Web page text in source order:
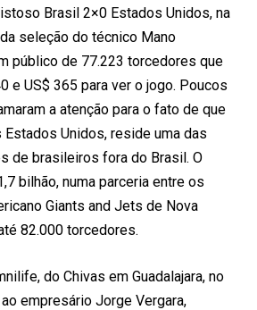
Brasil 2×0 Estados Unidos, na
seleção do técnico Mano
público de 77.223 torcedores que
e US$ 365 para ver o jogo. Poucos
a atenção para o fato de que
Unidos, reside uma das
de brasileiros fora do Brasil. O
bilhão, numa parceria entre os
Giants and Jets de Nova
82.000 torcedores.
do Chivas em Guadalajara, no
empresário Jorge Vergara,